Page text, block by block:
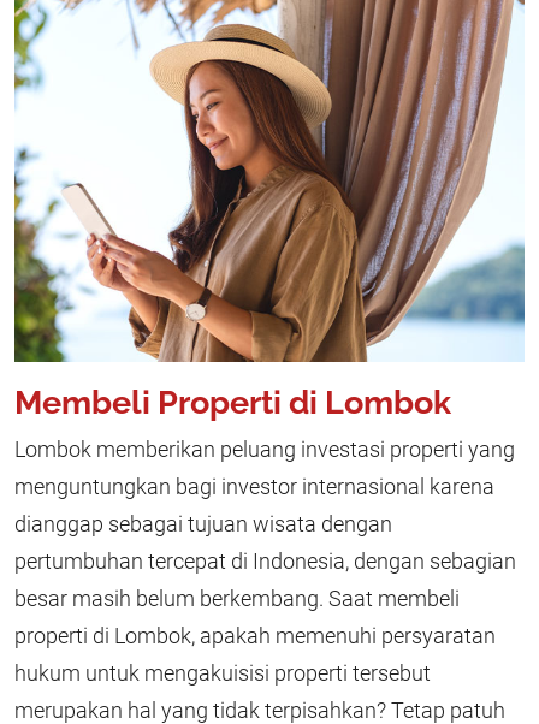
Membeli Properti di Lombok
Lombok memberikan peluang investasi properti yang
menguntungkan bagi investor internasional karena
dianggap sebagai tujuan wisata dengan
pertumbuhan tercepat di Indonesia, dengan sebagian
besar masih belum berkembang. Saat membeli
properti di Lombok, apakah memenuhi persyaratan
hukum untuk mengakuisisi properti tersebut
merupakan hal yang tidak terpisahkan? Tetap patuh